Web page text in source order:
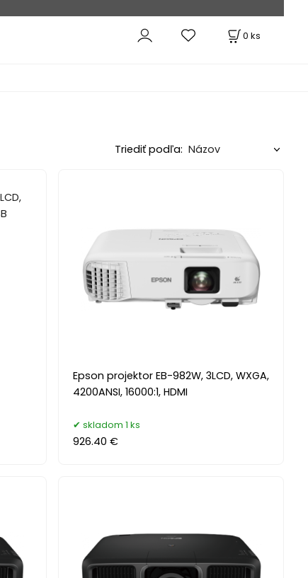
0 ks
Triediť podľa:
Epson projektor EB-982W, 3LCD, WXGA,
4200ANSI, 16000:1, HDMI
skladom 1 ks
926.40 €